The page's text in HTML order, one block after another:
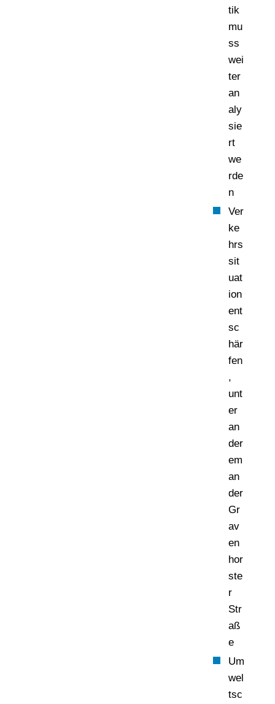
tik
mu
ss
wei
ter
an
aly
sie
rt
we
rde
n
Ver
ke
hrs
sit
uat
ion
ent
sc
här
fen
,
unt
er
an
der
em
an
der
Gr
av
en
hor
ste
r
Str
aß
e
Um
wel
tsc